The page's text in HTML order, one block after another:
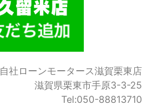
自社ローンモータース滋賀栗東店
滋賀県栗東市手原3-3-25
Tel:050-88813710